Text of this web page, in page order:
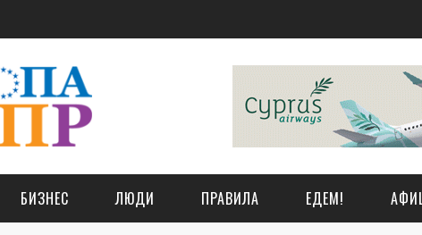
БИЗНЕС ЛЮДИ ПРАВИЛА ЕДЕМ!